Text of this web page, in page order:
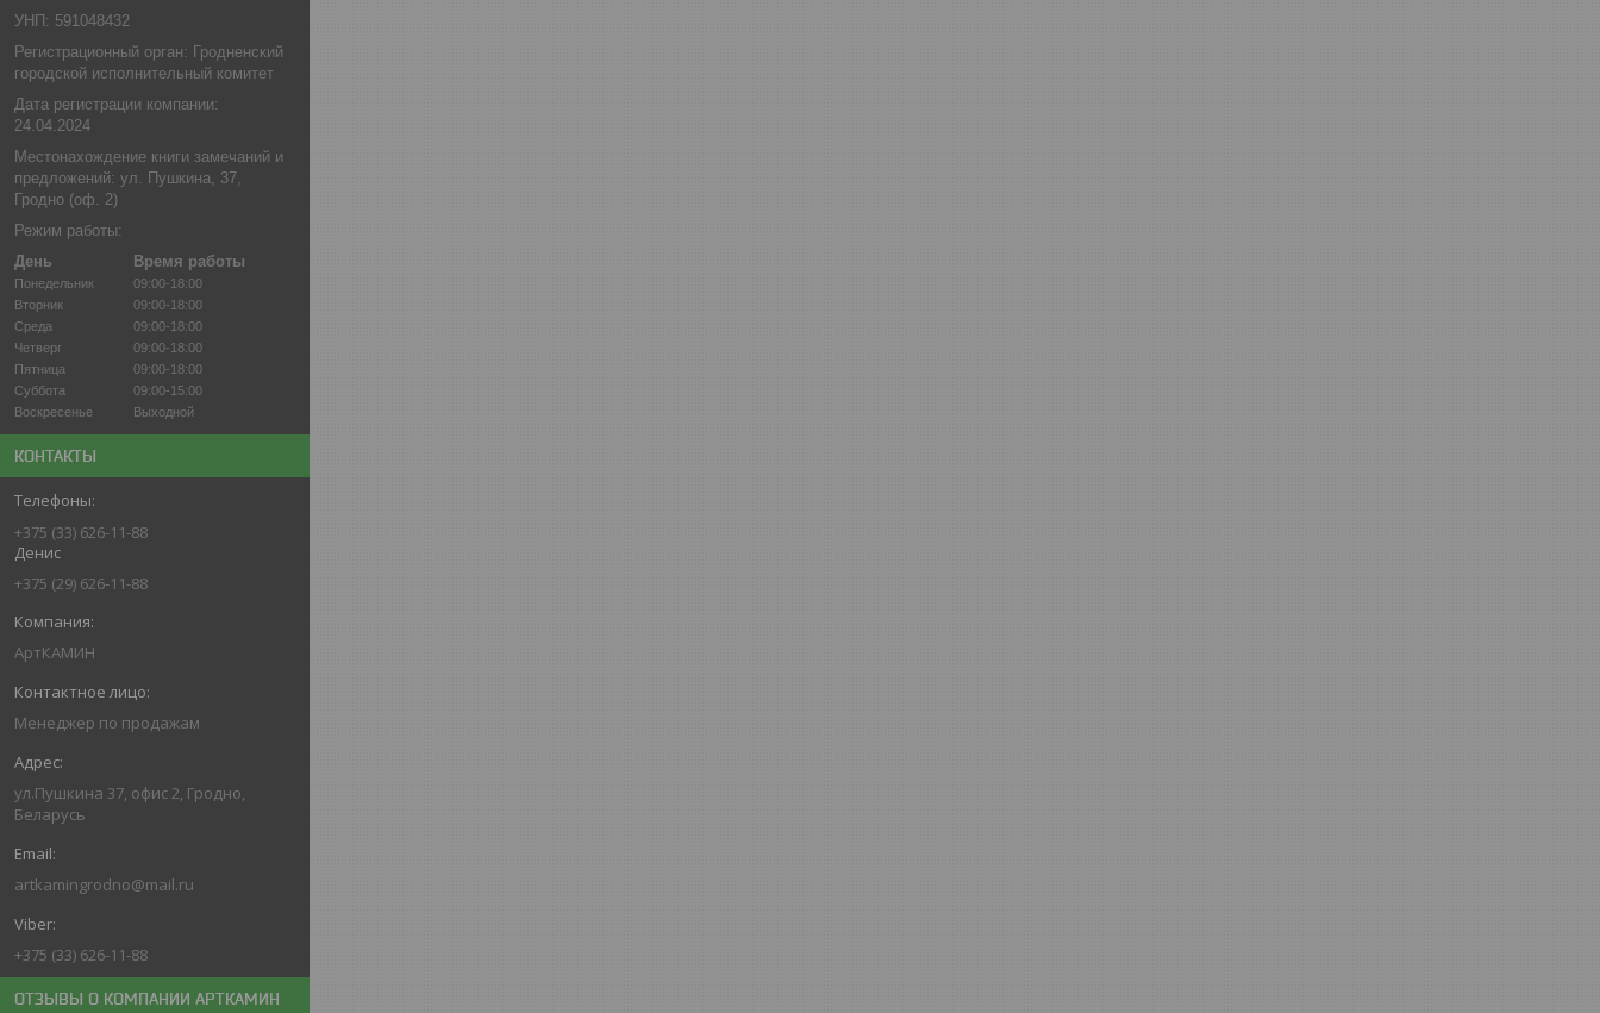
УНП: 591048432
Регистрационный орган: Гродненский
городской исполнительный комитет
Дата регистрации компании:
24.04.2024
Местонахождение книги замечаний и
предложений: ул. Пушкина, 37,
Гродно (оф. 2)
Режим работы:
День
Время работы
Понедельник
09:00-18:00
Вторник
09:00-18:00
Среда
09:00-18:00
Четверг
09:00-18:00
Пятница
09:00-18:00
Суббота
09:00-15:00
Воскресенье
Выходной
КОНТАКТЫ
+375 (33) 626-11-88
Денис
+375 (29) 626-11-88
АртКАМИН
Менеджер по продажам
ул.Пушкина 37, офис 2, Гродно,
Беларусь
artkamingrodno@mail.ru
+375 (33) 626-11-88
ОТЗЫВЫ О КОМПАНИИ АРТКАМИН